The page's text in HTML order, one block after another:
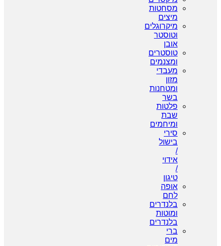
מסחטות
מיצים
מיקרוגלים
וטוסטר
אובן
טוסטרים
ומצנמים
מעבדי
מזון
ומטחנות
בשר
פלטות
שבת
ומיחמים
סירי
בישול
/
אידוי
/
טיגון
אופה
לחם
בלנדרים
ומוטות
בלנדרים
ברי
מים